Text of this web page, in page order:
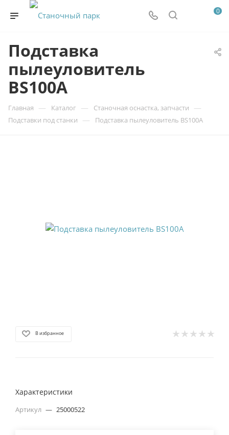
0
Подставка
пылеуловитель
BS100A
Главная — Каталог — Станочная оснастка, запчасти —
Подставки под станки — Подставка пылеуловитель BS100A
В избранное
Характеристики
Артикул — 25000522